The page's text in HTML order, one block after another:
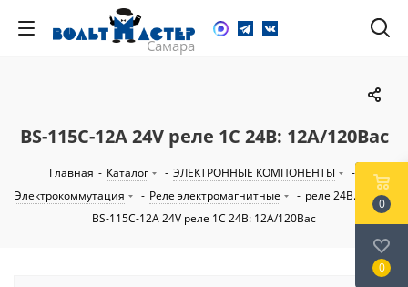
BS-115C-12A 24V реле 1С 24В: 12А/120Вac
Главная - Каталог - ЭЛЕКТРОННЫЕ КОМПОНЕНТЫ
-
Электрокоммутация
- Реле электромагнитные - реле 24В...60В -
BS-115C-12A 24V реле 1С 24В: 12А/120Вac
0
0